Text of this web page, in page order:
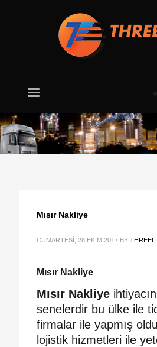
Mısır Nakliye
CUMARTESI, 28 EKIM 2017 BY
Mısır Nakliye
Mısır Nakliye
senelerdir bu ülke ile
firmalar ile yapmış
lojistik hizmetleri ile